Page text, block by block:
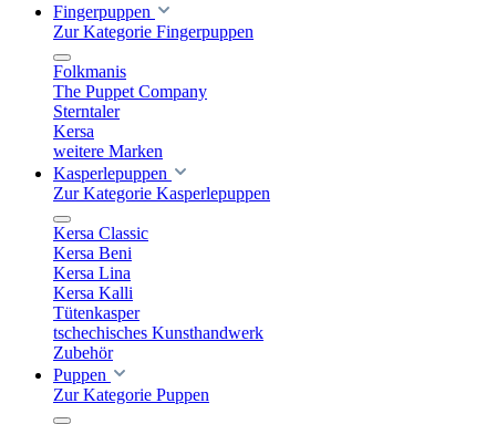
Fingerpuppen
Zur Kategorie Fingerpuppen
Folkmanis
The Puppet Company
Sterntaler
Kersa
weitere Marken
Kasperlepuppen
Zur Kategorie Kasperlepuppen
Kersa Classic
Kersa Beni
Kersa Lina
Kersa Kalli
Tütenkasper
tschechisches Kunsthandwerk
Zubehör
Puppen
Zur Kategorie Puppen